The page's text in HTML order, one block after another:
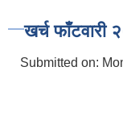
खर्च
Submitted on: